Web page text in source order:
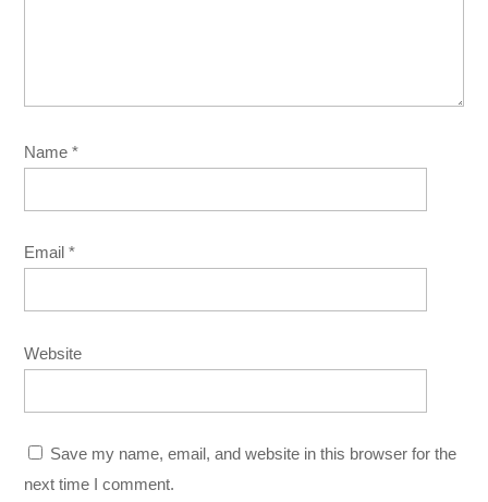
Name*
Email*
Website
Save my name, email, and website in this browser for the
next time I comment.